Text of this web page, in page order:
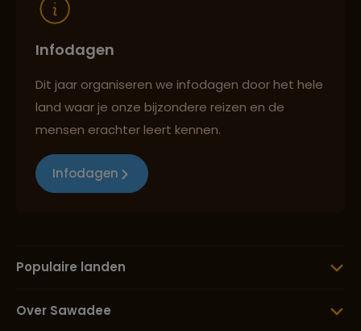
Infodagen
Dit jaar organiseren we infodagen door het hele
land waar je onze bijzondere reizen en de
mensen erachter leert kennen.
Infodagen
Populaire landen
Over Sawadee